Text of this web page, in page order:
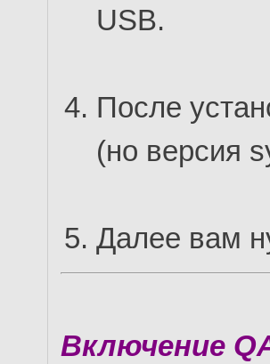
USB.
После
(но версия
Далее вам
Включение